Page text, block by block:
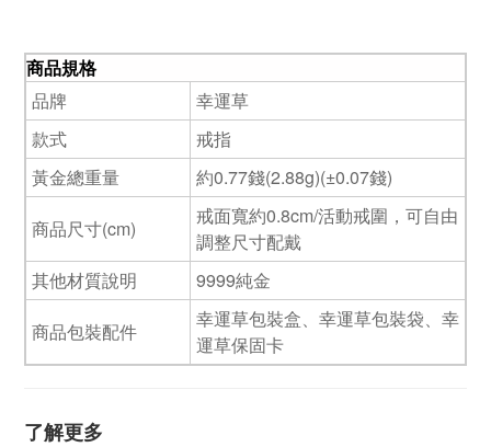
商品規格
品牌
幸運草
款式
戒指
黃金總重量
約0.77錢(2.88g)(±0.07錢)
商品尺寸(cm)
戒面寬約0.8cm/活動戒圍，可自由
調整尺寸配戴
其他材質說明
9999純金
商品包裝配件
幸運草包裝盒、幸運草包裝袋、幸
運草保固卡
了解更多